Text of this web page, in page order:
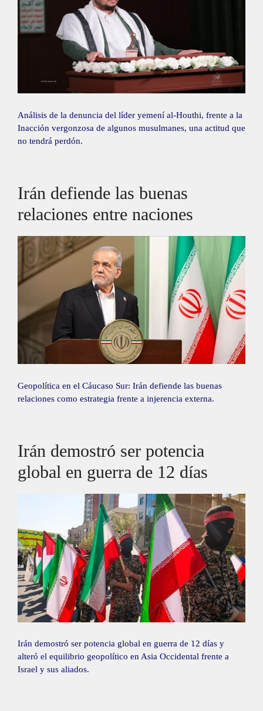
Análisis de la denuncia del líder yemení al-Houthi, frente a la
Inacción vergonzosa de algunos musulmanes, una actitud que
no tendrá perdón.
Irán defiende las buenas
relaciones entre naciones
Geopolítica en el Cáucaso Sur: Irán defiende las buenas
relaciones como estrategia frente a injerencia externa.
Irán demostró ser potencia
global en guerra de 12 días
Irán demostró ser potencia global en guerra de 12 días y
alteró el equilibrio geopolítico en Asia Occidental frente a
Israel y sus aliados.